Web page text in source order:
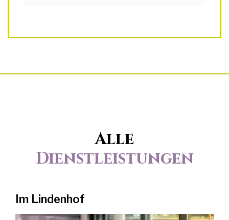
Alle
Dienstleistungen
Im Lindenhof